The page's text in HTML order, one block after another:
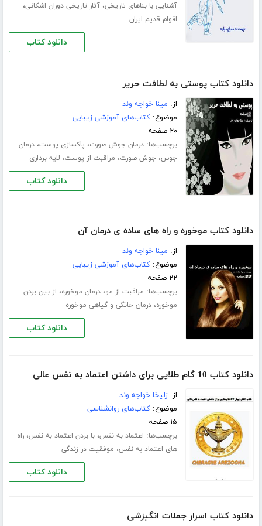
آشنایی با بناهای تاریخی،آثار تاریخی دوران اشکانی،
اقوام قدیم ایران
دانلود کتاب
دانلود کتاب پوستی به لطافت حریر
از: مینا خواجه وند
موضوع:کتاب‌های آموزشی زیبایی
۲۰ صفحه
برچسب‌ها:درمان جوش صورت، پاکسازی پوست،درمان
جوس، جوش صورت، مراقبت از پوست، لایه برداری
دانلود کتاب
دانلود کتاب موخوره و راه های ساده ی درمان آن
از: مینا خواجه وند
موضوع:کتاب‌های آموزشی زیبایی
۲۲ صفحه
برچسب‌ها: مراقبت از مو،درمان موخوره، از بین بردن
موخوره،درمان خانگی و گیاهی موخوره
دانلود کتاب
دانلود کتاب 10 گام طلایی برای داشتن اعتماد به نفس عالی
از:زلیخا خواجه وند
موضوع:کتاب‌های روانشناسی
۱۵ صفحه
برچسب‌ها: اعتماد به نفس،با بردن اعتماد به نفس،راه
های اعتماد به نفس، موفقیت در زندگی
دانلود کتاب
دانلود کتاب اسرار جملات انگیزشی